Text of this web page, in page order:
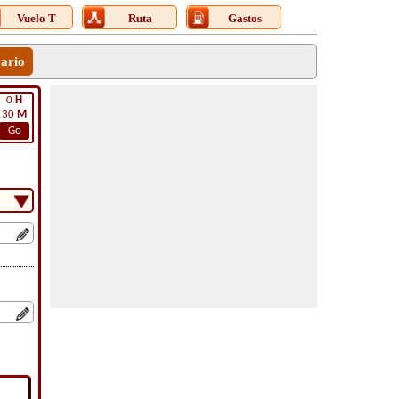
Vuelo T Ruta Gastos
0 H
30 M
Go